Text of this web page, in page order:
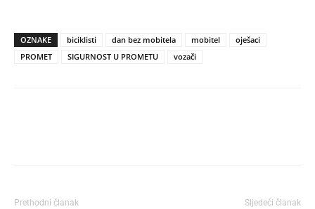
OZNAKE biciklisti dan bez mobitela mobitel
oješaci
PROMET
SIGURNOST U PROMETU vozači
Prethodni članak Sljedeći članak